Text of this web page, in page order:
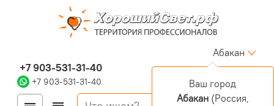
+7 903-531-31-40
+7 903-531-31-40
Абакан
Войти
Регистрация
Ваш город
Абакан(Россия,